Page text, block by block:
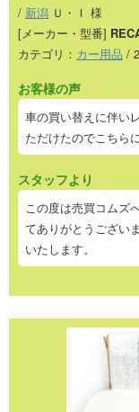
/ 新潟 Ｕ・Ｉ 様
[メーカー・型番]
カテゴリ： カー用品 /
お客様の声
車の買い替えに伴い
ただけたのでこちら
スタッフより
この度は売買コムズ
てありがとうござい
いたします。